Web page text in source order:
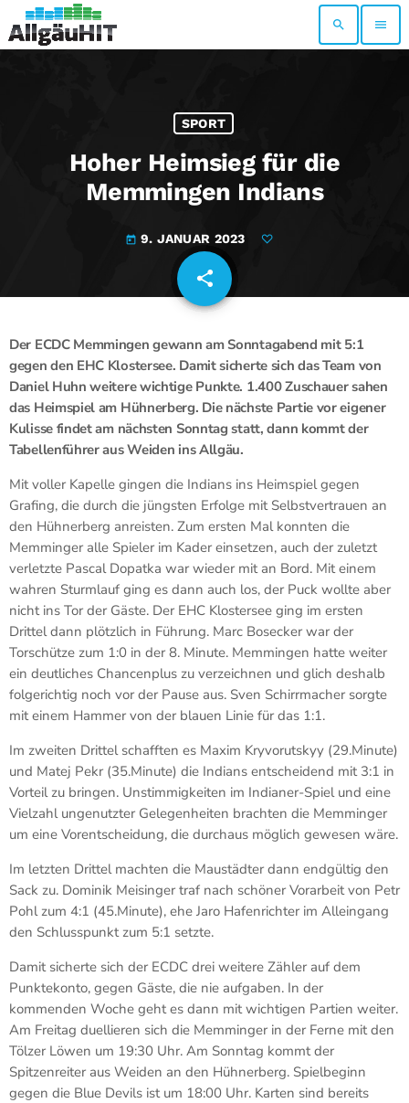
search menu
SPORT
Hoher Heimsieg für die
Memmingen Indians
today 9. JANUAR 2023
share
email
Der ECDC Memmingen gewann am Sonntagabend mit 5:1
gegen den EHC Klostersee. Damit sicherte sich das Team von
Daniel Huhn weitere wichtige Punkte. 1.400 Zuschauer sahen
das Heimspiel am Hühnerberg. Die nächste Partie vor eigener
Kulisse findet am nächsten Sonntag statt, dann kommt der
Tabellenführer aus Weiden ins Allgäu.
Mit voller Kapelle gingen die Indians ins Heimspiel gegen
Grafing, die durch die jüngsten Erfolge mit Selbstvertrauen an
den Hühnerberg anreisten. Zum ersten Mal konnten die
Memminger alle Spieler im Kader einsetzen, auch der zuletzt
verletzte Pascal Dopatka war wieder mit an Bord. Mit einem
wahren Sturmlauf ging es dann auch los, der Puck wollte aber
nicht ins Tor der Gäste. Der EHC Klostersee ging im ersten
Drittel dann plötzlich in Führung. Marc Bosecker war der
Torschütze zum 1:0 in der 8. Minute. Memmingen hatte weiter
ein deutliches Chancenplus zu verzeichnen und glich deshalb
folgerichtig noch vor der Pause aus. Sven Schirrmacher sorgte
mit einem Hammer von der blauen Linie für das 1:1.
Im zweiten Drittel schafften es Maxim Kryvorutskyy (29.Minute)
und Matej Pekr (35.Minute) die Indians entscheidend mit 3:1 in
Vorteil zu bringen. Unstimmigkeiten im Indianer-Spiel und eine
Vielzahl ungenutzter Gelegenheiten brachten die Memminger
um eine Vorentscheidung, die durchaus möglich gewesen wäre.
Im letzten Drittel machten die Maustädter dann endgültig den
Sack zu. Dominik Meisinger traf nach schöner Vorarbeit von Petr
Pohl zum 4:1 (45.Minute), ehe Jaro Hafenrichter im Alleingang
den Schlusspunkt zum 5:1 setzte.
Damit sicherte sich der ECDC drei weitere Zähler auf dem
Punktekonto, gegen Gäste, die nie aufgaben. In der
kommenden Woche geht es dann mit wichtigen Partien weiter.
Am Freitag duellieren sich die Memminger in der Ferne mit den
Tölzer Löwen um 19:30 Uhr. Am Sonntag kommt der
Spitzenreiter aus Weiden an den Hühnerberg. Spielbeginn
gegen die Blue Devils ist um 18:00 Uhr. Karten sind bereits